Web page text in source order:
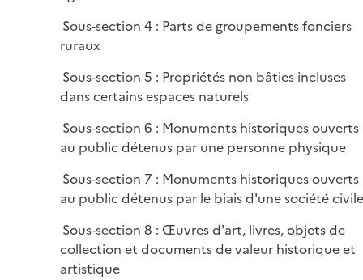
Sous-section 4 : Parts de groupements fonciers
ruraux
Sous-section 5 : Propriétés non bâties incluses
dans certains espaces naturels
Sous-section 6 : Monuments historiques ouverts
au public détenus par une personne physique
Sous-section 7 : Monuments historiques ouverts
au public détenus par le biais d'une société civile
Sous-section 8 : Œuvres d'art, livres, objets de
collection et documents de valeur historique et
artistique